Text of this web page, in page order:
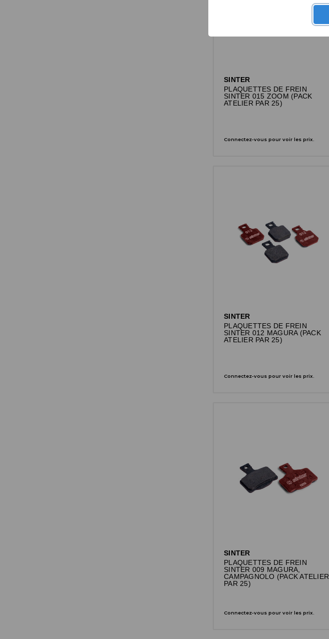
SINTER
PLAQUETTES DE FREIN
SINTER 015 ZOOM (PACK
ATELIER PAR 25)
Connectez-vous pour voir les prix.
SINTER
PLAQUETTES DE FREIN
SINTER 012 MAGURA (PACK
ATELIER PAR 25)
Connectez-vous pour voir les prix.
SINTER
PLAQUETTES DE FREIN
SINTER 009 MAGURA,
CAMPAGNOLO (PACK ATELIER
PAR 25)
Connectez-vous pour voir les prix.